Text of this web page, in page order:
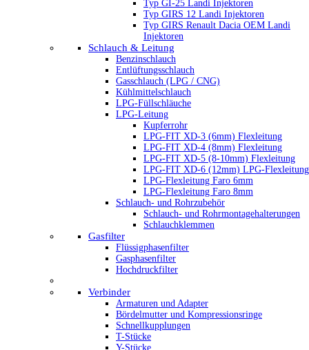
Typ GI-25 Landi Injektoren
Typ GIRS 12 Landi Injektoren
Typ GIRS Renault Dacia OEM Landi
Injektoren
Schlauch & Leitung
Benzinschlauch
Entlüftungsschlauch
Gasschlauch (LPG / CNG)
Kühlmittelschlauch
LPG-Füllschläuche
LPG-Leitung
Kupferrohr
LPG-FIT XD-3 (6mm) Flexleitung
LPG-FIT XD-4 (8mm) Flexleitung
LPG-FIT XD-5 (8-10mm) Flexleitung
LPG-FIT XD-6 (12mm) LPG-Flexleitung
LPG-Flexleitung Faro 6mm
LPG-Flexleitung Faro 8mm
Schlauch- und Rohrzubehör
Schlauch- und Rohrmontagehalterungen
Schlauchklemmen
Gasfilter
Flüssigphasenfilter
Gasphasenfilter
Hochdruckfilter
Verbinder
Armaturen und Adapter
Bördelmutter und Kompressionsringe
Schnellkupplungen
T-Stücke
Y-Stücke